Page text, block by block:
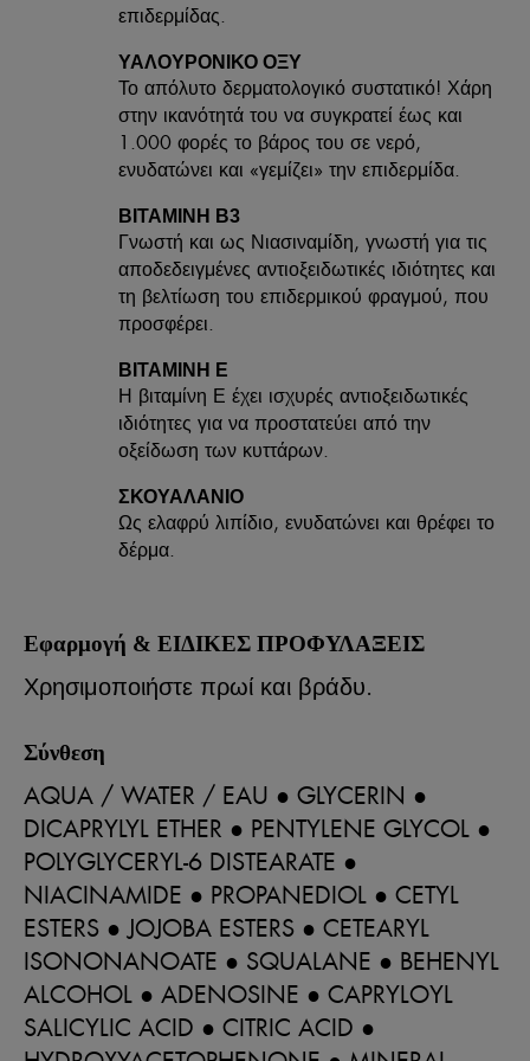
επιδερμίδας.
ΥΑΛΟΥΡΟΝΙΚΌ ΟΞΎ
Το απόλυτο δερματολογικό συστατικό! Χάρη
στην ικανότητά του να συγκρατεί έως και
1.000 φορές το βάρος του σε νερό,
ενυδατώνει και «γεμίζει» την επιδερμίδα.
ΒΙΤΑΜΙΝΗ Β3
Γνωστή και ως Νιασιναμίδη, γνωστή για τις
αποδεδειγμένες αντιοξειδωτικές ιδιότητες και
τη βελτίωση του επιδερμικού φραγμού, που
προσφέρει.
ΒΙΤΑΜΙΝΗ Ε
Η βιταμίνη Ε έχει ισχυρές αντιοξειδωτικές
ιδιότητες για να προστατεύει από την
οξείδωση των κυττάρων.
ΣΚΟΥΑΛΑΝΙΟ
Ως ελαφρύ λιπίδιο, ενυδατώνει και θρέφει το
δέρμα.
Εφαρμογή & ΕΙΔΙΚΕΣ ΠΡΟΦΥΛΑΞΕΙΣ
Χρησιμοποιήστε πρωί και βράδυ.
Σύνθεση
AQUA / WATER / EAU ● GLYCERIN ●
DICAPRYLYL ETHER ● PENTYLENE GLYCOL ●
POLYGLYCERYL-6 DISTEARATE ●
NIACINAMIDE ● PROPANEDIOL ● CETYL
ESTERS ● JOJOBA ESTERS ● CETEARYL
ISONONANOATE ● SQUALANE ● BEHENYL
ALCOHOL ● ADENOSINE ● CAPRYLOYL
SALICYLIC ACID ● CITRIC ACID ●